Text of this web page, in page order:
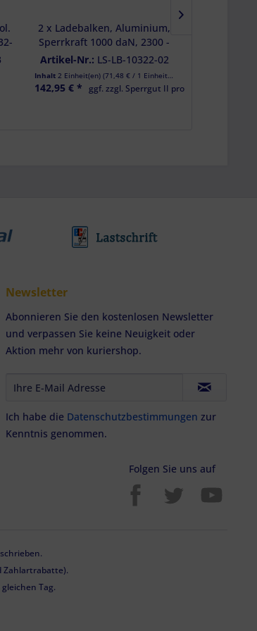
2 x Ladebalken, Aluminium,
Sperrkraft 1000 daN, 2300 -
2570 mm f. Kombi-
Ankerschiene, DEKRA
Artikel-Nr.: LS-LB-10322-02
Inhalt2 Einheit(en)(71,48 € / 1 Einheit(en))
142,95 € * ggf. zzgl. Sperrgut II pro Bestellung
Newsletter
Abonnieren Sie den kostenlosen Newsletter
und verpassen Sie keine Neuigkeit oder
Aktion mehr von kuriershop.
Ich habe die Datenschutzbestimmungen zur
Kenntnis genommen.
Folgen Sie uns auf
Zahlartrabatte).
Tag.